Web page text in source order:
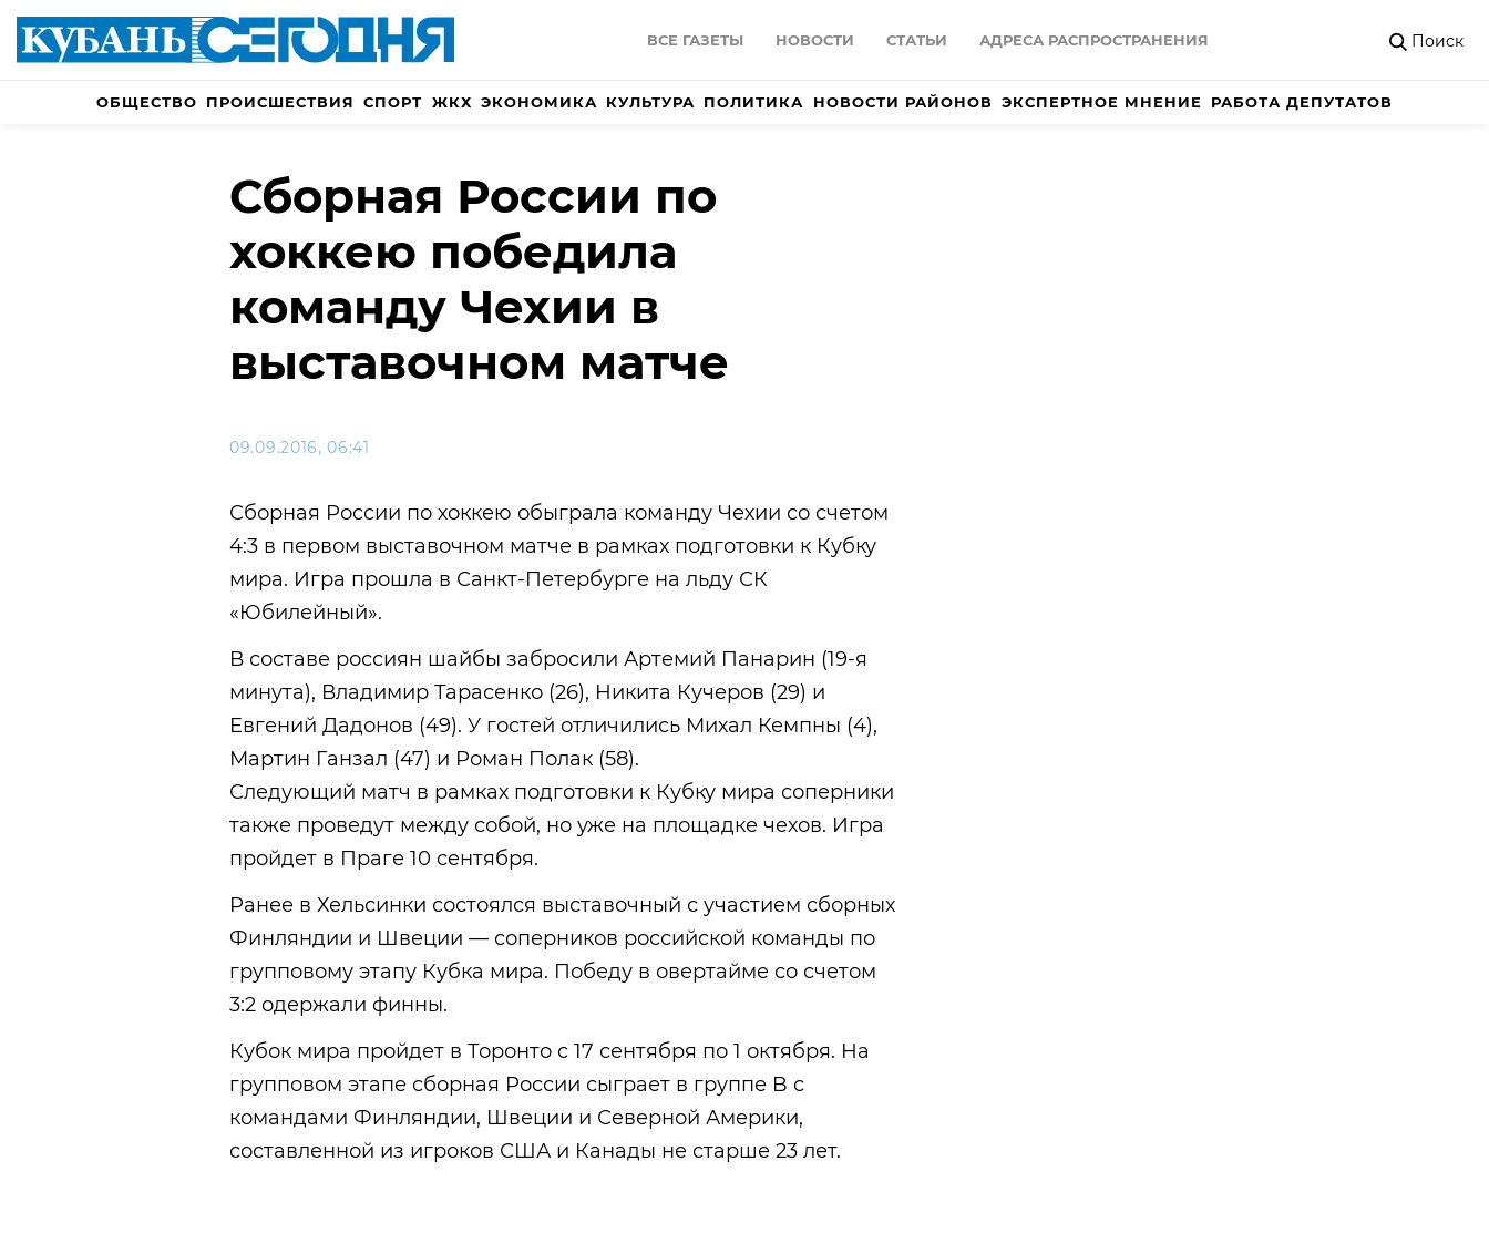
ВСЕ ГАЗЕТЫ НОВОСТИ СТАТЬИ АДРЕСА РАСПРОСТРАНЕНИЯ Поиск
ОБЩЕСТВО ПРОИСШЕСТВИЯ СПОРТ ЖКХ ЭКОНОМИКА КУЛЬТУРА ПОЛИТИКА НОВОСТИ РАЙОНОВ ЭКСПЕРТНОЕ МНЕНИЕ РАБОТА ДЕПУТАТОВ
Сборная России по
хоккею победила
команду Чехии в
выставочном матче
09.09.2016, 06:41
Сборная России по хоккею обыграла команду Чехии со счетом
4:3 в первом выставочном матче в рамках подготовки к Кубку
мира. Игра прошла в Санкт-Петербурге на льду СК
«Юбилейный».
В составе россиян шайбы забросили Артемий Панарин (19-я
минута), Владимир Тарасенко (26), Никита Кучеров (29) и
Евгений Дадонов (49). У гостей отличились Михал Кемпны (4),
Мартин Ганзал (47) и Роман Полак (58).
Следующий матч в рамках подготовки к Кубку мира соперники
также проведут между собой, но уже на площадке чехов. Игра
пройдет в Праге 10 сентября.
Ранее в Хельсинки состоялся выставочный с участием сборных
Финляндии и Швеции — соперников российской команды по
групповому этапу Кубка мира. Победу в овертайме со счетом
3:2 одержали финны.
Кубок мира пройдет в Торонто с 17 сентября по 1 октября. На
групповом этапе сборная России сыграет в группе B с
командами Финляндии, Швеции и Северной Америки,
составленной из игроков США и Канады не старше 23 лет.